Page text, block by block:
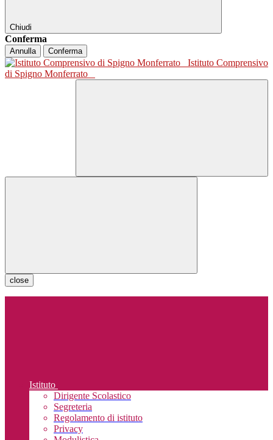
Chiudi
Conferma
Annulla Conferma
Istituto Comprensivo
di Spigno Monferrato
close
Istituto
Dirigente Scolastico
Segreteria
Regolamento di istituto
Privacy